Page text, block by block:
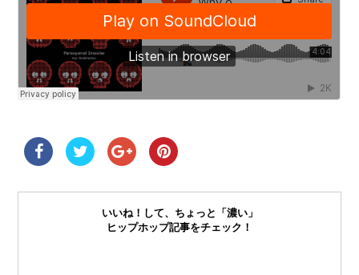
いいね！して、ちょっと「濃い」
ヒップホップ記事をチェック！